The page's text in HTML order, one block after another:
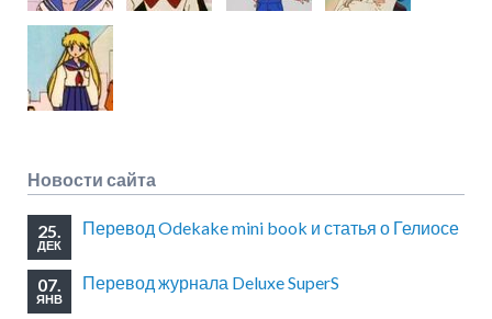
Новости сайта
25.
ДЕК
Перевод Odekake mini book и статья о Гелиосе
07.
ЯНВ
Перевод журнала Deluxe SuperS